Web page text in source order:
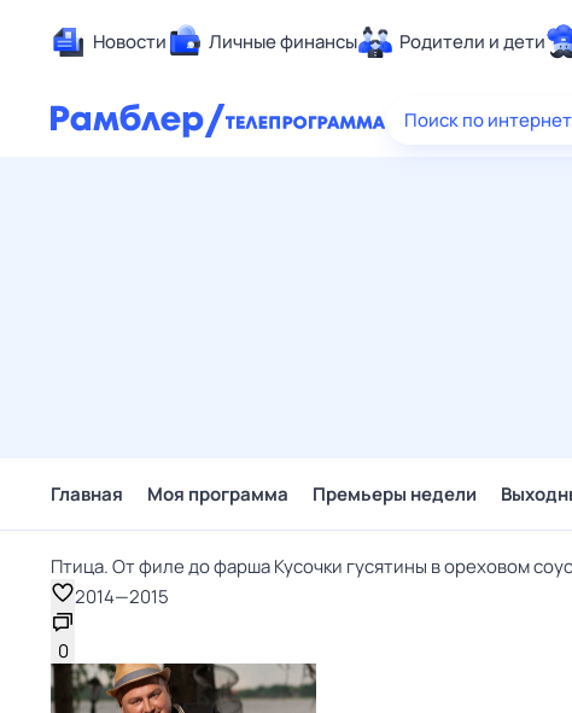
Новости Личные финансы Родители и дети
Здоровье
Поиск по
Главная Моя программа Премьеры недели
Птица. От филе до фарша Кусочки гусятины в ореховом
2014—2015
0